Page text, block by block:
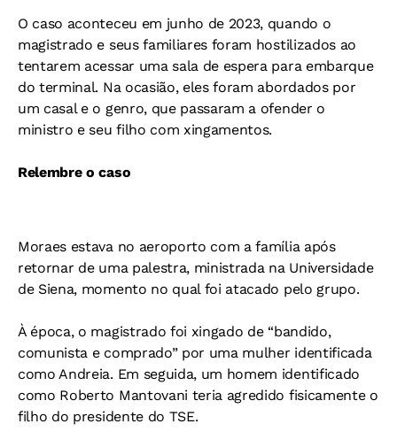
O caso aconteceu em junho de 2023, quando o
magistrado e seus familiares foram hostilizados ao
tentarem acessar uma sala de espera para embarque
do terminal. Na ocasião, eles foram abordados por
um casal e o genro, que passaram a ofender o
ministro e seu filho com xingamentos.
Relembre o caso
Moraes estava no aeroporto com a família após
retornar de uma palestra, ministrada na Universidade
de Siena, momento no qual foi atacado pelo grupo.
À época, o magistrado foi xingado de “bandido,
comunista e comprado” por uma mulher identificada
como Andreia. Em seguida, um homem identificado
como Roberto Mantovani teria agredido fisicamente o
filho do presidente do TSE.